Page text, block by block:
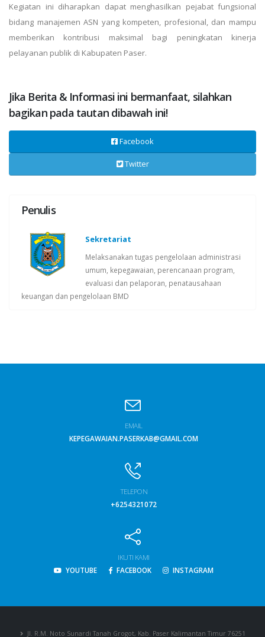
Kegiatan ini diharapkan dapat menghasilkan pejabat fungsional
bidang manajemen ASN yang kompeten, profesional, dan mampu
memberikan kontribusi maksimal bagi peningkatan kinerja
pelayanan publik di Kabupaten Paser.
Jika Berita & Informasi ini bermanfaat, silahkan
bagikan pada tautan dibawah ini!
Facebook
Twitter
Penulis
Sekretariat
Melaksanakan tugas pengelolaan administrasi
umum, kepegawaian, perencanaan program,
evaluasi dan pelaporan, penatausahaan
keuangan dan pengelolaan BMD
EMAIL
KEPEGAWAIAN.PASERKAB@GMAIL.COM
TELEPON
+6254321072
IKUTI KAMI
YOUTUBE
FACEBOOK INSTAGRAM
Jl. R.M. Noto Sunardi Tanah Grogot, Kab. Paser Kalimantan Timur 76251